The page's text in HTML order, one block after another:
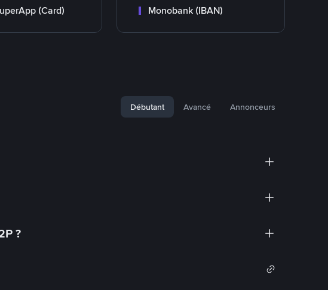
(Card) Monobank (IBAN)
Débutant Avancé Annonceurs
?